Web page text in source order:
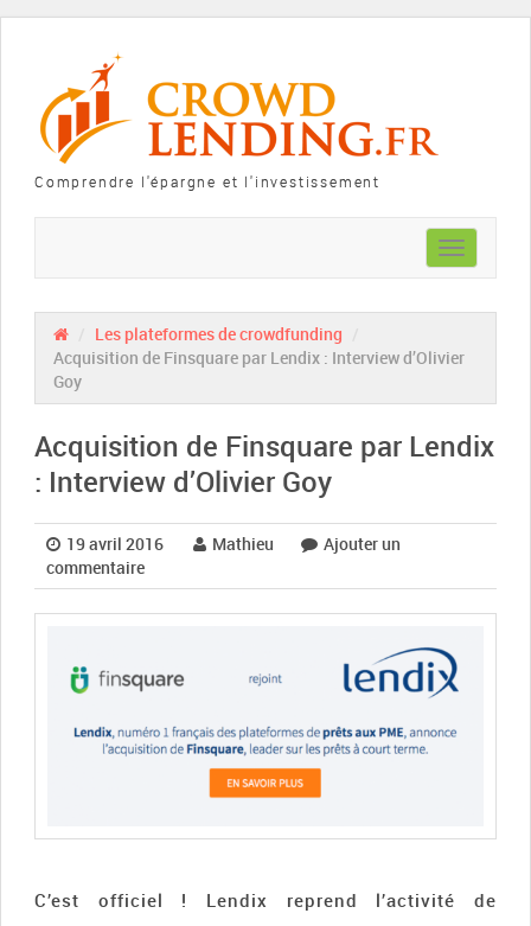
Comprendre l'épargne et l'investissement
Toggle
navigation
Les plateformes de crowdfunding
Acquisition de Finsquare par Lendix : Interview d’Olivier
Goy
Acquisition de Finsquare par Lendix
: Interview d’Olivier Goy
19 avril 2016 Mathieu
Ajouter un
commentaire
C’est officiel ! Lendix reprend l’activité de